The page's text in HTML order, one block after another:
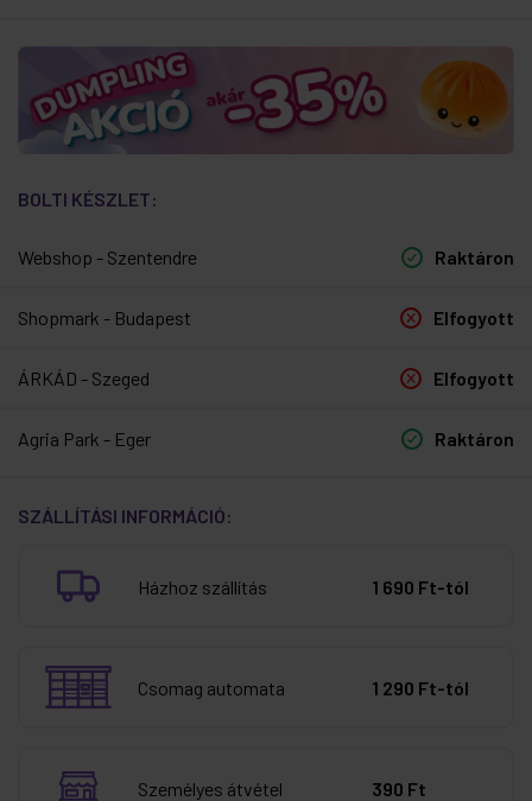
BOLTI KÉSZLET:
Webshop - Szentendre Raktáron
Shopmark - Budapest Elfogyott
ÁRKÁD - Szeged Elfogyott
Agria Park - Eger Raktáron
SZÁLLÍTÁSI INFORMÁCIÓ:
Házhoz szállítás 1 690 Ft-tól
Csomag automata 1 290 Ft-tól
Személyes átvétel 390 Ft